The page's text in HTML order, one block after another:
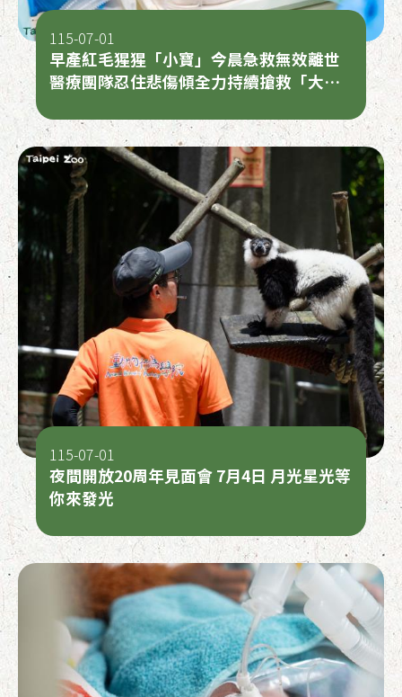
早產紅毛猩猩「小寶」今晨急救無效離世
醫療團隊忍住悲傷傾全力持續搶救「大
115-07-01
夜間開放20周年見面會 7月4日 月光星光等
你來發光
115-07-01